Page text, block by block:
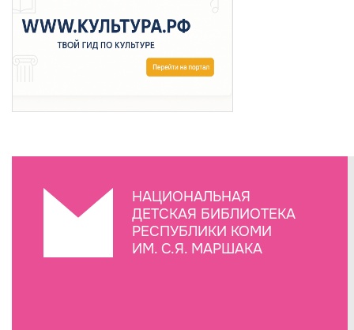
НАЦИОНАЛЬНАЯ
ДЕТСКАЯ БИБЛИОТЕКА
РЕСПУБЛИКИ КОМИ
ИМ. С.Я. МАРШАКА